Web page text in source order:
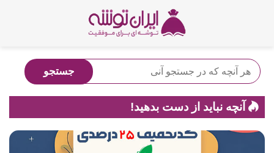
آنچه نباید از دست بدهید!